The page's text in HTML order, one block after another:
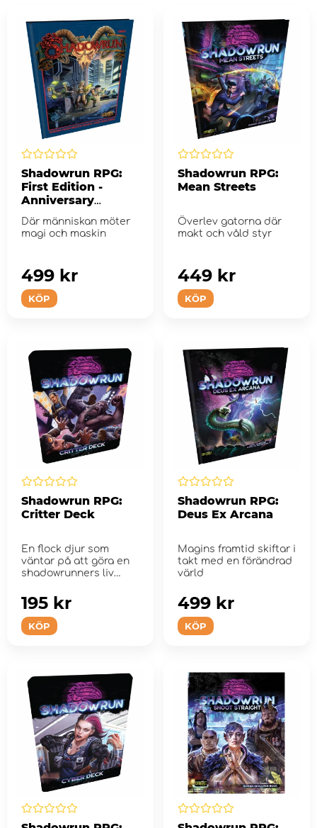
Shadowrun RPG:
First Edition -
Anniversary
Reproduction
Där människan möter
magi och maskin
KÖP
499 kr
Shadowrun RPG:
Mean Streets
Överlev gatorna där
makt och våld styr
KÖP
449 kr
Shadowrun RPG:
Critter Deck
En flock djur som
väntar på att göra en
shadowrunners liv
KÖP
195 kr
Shadowrun RPG:
Deus Ex Arcana
Magins framtid skiftar i
takt med en förändrad
värld
KÖP
499 kr